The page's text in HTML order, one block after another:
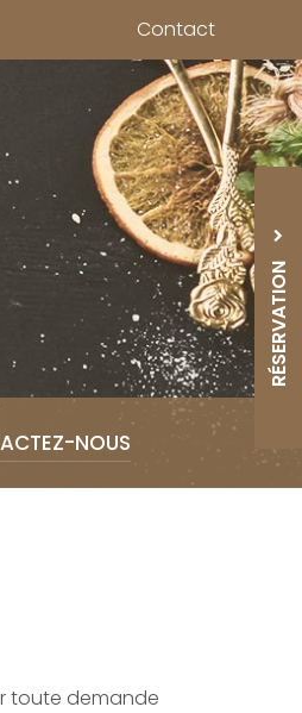
Contact
NOUS
toute demande
RÉSERVATION
05